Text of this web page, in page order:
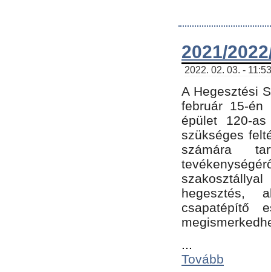
2021/
2022. 02. 03. -
A Hegesztési
február 15-
épület 120-
szükséges
számára
hegesztés,
csapatépítő
...
Tovább